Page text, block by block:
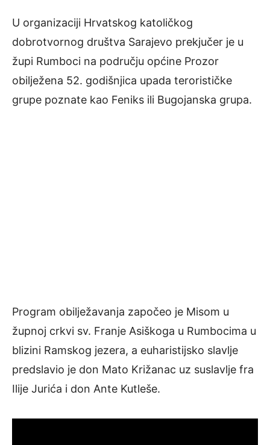
U organizaciji Hrvatskog katoličkog
dobrotvornog društva Sarajevo prekjučer je u
župi Rumboci na području općine Prozor
obilježena 52. godišnjica upada terorističke
grupe poznate kao Feniks ili Bugojanska grupa.
Program obilježavanja započeo je Misom u
župnoj crkvi sv. Franje Asiškoga u Rumbocima u
blizini Ramskog jezera, a euharistijsko slavlje
predslavio je don Mato Križanac uz suslavlje fra
Ilije Jurića i don Ante Kutleše.